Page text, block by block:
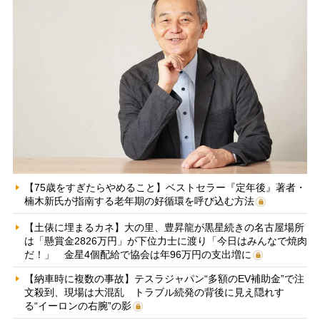
【75歳をすぎたらやめること】ベストセラー『定年後』著者・
楠木新氏が指南する老年期の好循環を呼び込む方法
【土俵に埋まるカネ】大の里、豊昇龍が黒星続きの名古屋場所
は「懸賞金2826万円」が下位力士に渡り「今日はみんなで焼肉
だ！」 金星4個配給で協会は年96万円の支出増に
【納車時に複数の事故】テスラジャパン“多額のEV補助金”で注
文殺到、現場は大混乱 トラブル続発の背後に見え隠れす
る“イーロンの右腕”の影